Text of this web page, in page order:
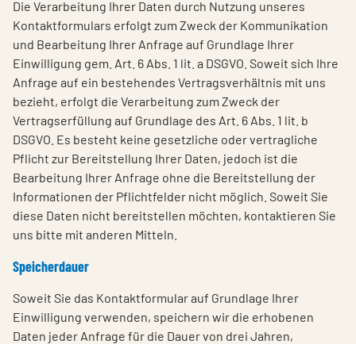
Die Verarbeitung Ihrer Daten durch Nutzung unseres
Kontaktformulars erfolgt zum Zweck der Kommunikation
und Bearbeitung Ihrer Anfrage auf Grundlage Ihrer
Einwilligung gem. Art. 6 Abs. 1 lit. a DSGVO. Soweit sich Ihre
Anfrage auf ein bestehendes Vertragsverhältnis mit uns
bezieht, erfolgt die Verarbeitung zum Zweck der
Vertragserfüllung auf Grundlage des Art. 6 Abs. 1 lit. b
DSGVO. Es besteht keine gesetzliche oder vertragliche
Pflicht zur Bereitstellung Ihrer Daten, jedoch ist die
Bearbeitung Ihrer Anfrage ohne die Bereitstellung der
Informationen der Pflichtfelder nicht möglich. Soweit Sie
diese Daten nicht bereitstellen möchten, kontaktieren Sie
uns bitte mit anderen Mitteln.
Speicherdauer
Soweit Sie das Kontaktformular auf Grundlage Ihrer
Einwilligung verwenden, speichern wir die erhobenen
Daten jeder Anfrage für die Dauer von drei Jahren,